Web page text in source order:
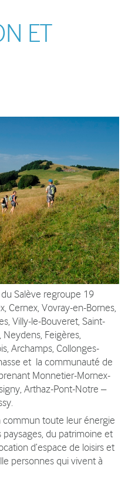
ET
Salève regroupe 19
Cernex, Vovray-en-Bornes,
Villy-le-Bouveret, Saint-
Neydens, Feigères,
Archamps, Collonges-
et la communauté de
Monnetier-Mornex-
Arthaz-Pont-Notre –
commun toute leur énergie
du patrimoine et
d’espace de loisirs et
personnes qui vivent à